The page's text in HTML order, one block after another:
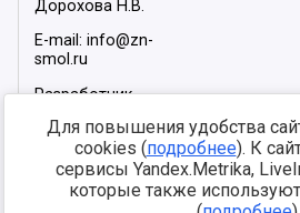
Дорохова Н.В.
E-mail: info@zn-
smol.ru
Разработчик
2026
Мы в социальных
сетях:
Для повышения удобства
cookies (подробнее). К
сервисы Yandex.Metrika,
которые также